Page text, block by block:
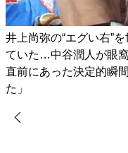
井上尚弥の“エグい右”
ていた…中谷潤人が眼
直前にあった決定的瞬
た」